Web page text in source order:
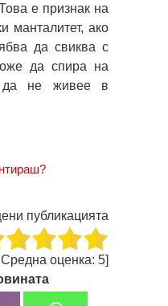
е признак на
манталитет, ако
да свиква с
да спира на
да не живее в
публикацията
Средна оценка: 5]